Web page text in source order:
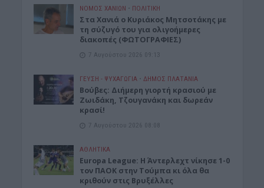
ΝΟΜΌΣ ΧΑΝΊΩΝ • ΠΟΛΙΤΙΚΗ
Στα Χανιά ο Κυριάκος Μητσοτάκης με
τη σύζυγό του για ολιγοήμερες
διακοπές (ΦΩΤΟΓΡΑΦΙΕΣ)
7 Αυγούστου 2026 09:13
ΓΕΎΣΗ - ΨΥΧΑΓΩΓΊΑ • ΔΉΜΟΣ ΠΛΑΤΑΝΙΆ
Βούβες: Διήμερη γιορτή κρασιού με
Ζωιδάκη, Τζουγανάκη και δωρεάν
κρασί!
7 Αυγούστου 2026 08:08
ΑΘΛΗΤΙΚΑ
Europa League: Η Άντερλεχτ νίκησε 1-0
τον ΠΑΟΚ στην Τούμπα κι όλα θα
κριθούν στις Βρυξέλλες